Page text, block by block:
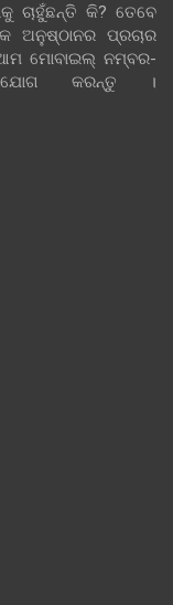
ଚାହୁଁଛନ୍ତି କି? ତେବେ
ପ୍ରଚାର
ମୋବାଇଲ୍ ନମ୍ବର-
କରନ୍ତୁ ।